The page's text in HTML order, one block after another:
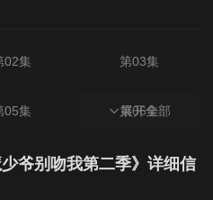
02集 第03集
05集 第06集
08集 第09集
展开全部
爷别吻我第二季》详细信